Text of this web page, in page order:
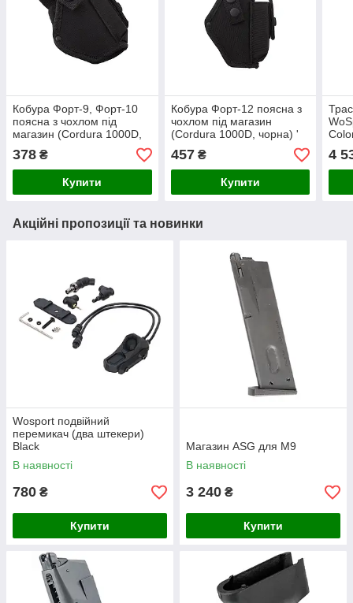
Кобура Форт-9, Форт-10
поясна з чохлом під
магазин (Cordura 1000D,
чорна) 10601 '
378 ₴
Купити
Кобура Форт-12 поясна з
чохлом під магазин
(Cordura 1000D, чорна) '
457₴
Купити
4
Акційні пропозиції та новинки
Wosport подвійний
перемикач (два штекери)
Black
В наявності
780 ₴
Купити
Магазин ASG для M9
В наявності
3 240 ₴
Купити